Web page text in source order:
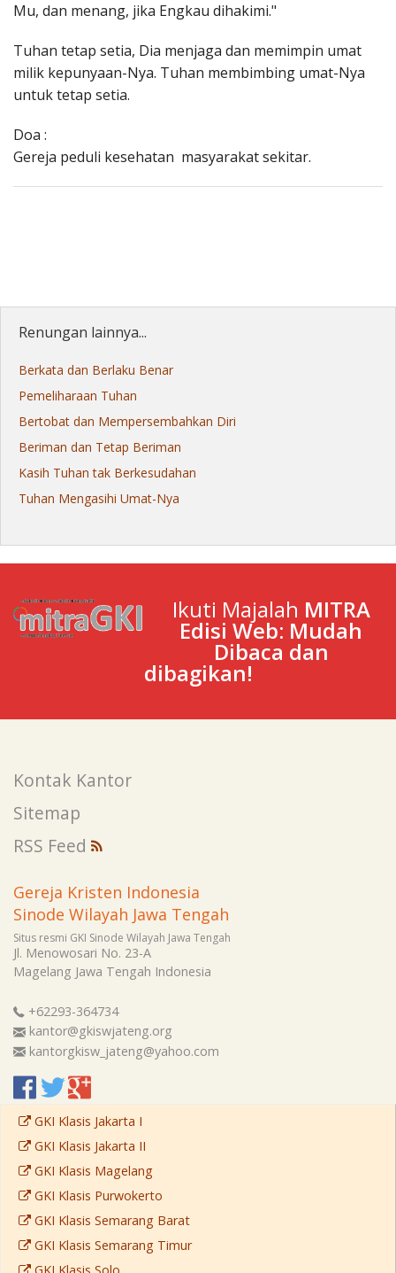
Mu, dan menang, jika Engkau dihakimi."
Tuhan tetap setia, Dia menjaga dan memimpin umat
milik kepunyaan-Nya. Tuhan membimbing umat-Nya
untuk tetap setia.
Doa :
Gereja peduli kesehatan masyarakat sekitar.
Renungan lainnya...
Berkata dan Berlaku Benar
Pemeliharaan Tuhan
Bertobat dan Mempersembahkan Diri
Beriman dan Tetap Beriman
Kasih Tuhan tak Berkesudahan
Tuhan Mengasihi Umat-Nya
Ikuti Majalah MITRA
Edisi Web: Mudah
Dibaca dan
dibagikan!
Kontak Kantor
Sitemap
RSS Feed
Gereja Kristen Indonesia
Sinode Wilayah Jawa Tengah
Situs resmi GKI Sinode Wilayah Jawa Tengah
Jl. Menowosari No. 23-A
Magelang Jawa Tengah Indonesia
+62293-364734
kantor@gkiswjateng.org
kantorgkisw_jateng@yahoo.com
GKI Klasis Jakarta I
GKI Klasis Jakarta II
GKI Klasis Magelang
GKI Klasis Purwokerto
GKI Klasis Semarang Barat
GKI Klasis Semarang Timur
GKI Klasis Solo